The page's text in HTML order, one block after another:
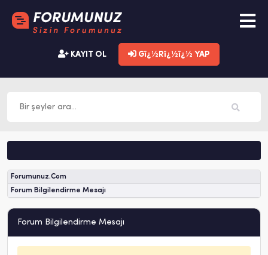
KAYIT OL Gï¿½Rï¿½ï¿½ YAP
Forumunuz.Com
Forum Bilgilendirme Mesajı
Forum Bilgilendirme Mesajı